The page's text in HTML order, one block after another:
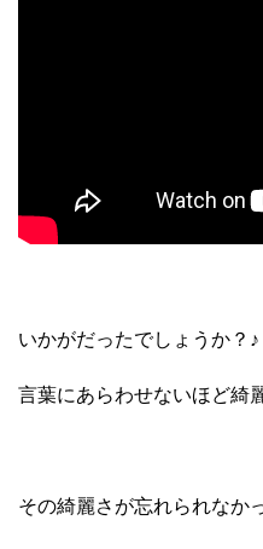
いかがだったでしょうか？♪
言葉にあらわせないほど綺
その綺麗さが忘れられなか